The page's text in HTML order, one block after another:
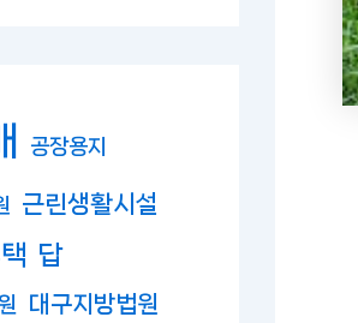
공장용지
근린생활시설
답
대구지방법원